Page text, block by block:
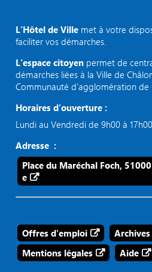
L’Hôtel de Ville met à votre
faciliter vos démarches.
L’espace citoyen permet de
démarches liées à la Ville de
Communauté d’agglomération
Horaires d'ouverture :
Lundi au Vendredi de 9h00 à 17h00
Adresse :
Place du Maréchal Foch,
e
Offres d'emploi Archives
Mentions légales
Aide